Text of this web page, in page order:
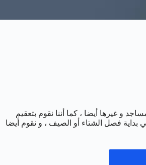
و غيرها أيضا ، كما أننا نقوم بتعقيم
فصل الشتاء أو الصيف ، و نقوم أيضا